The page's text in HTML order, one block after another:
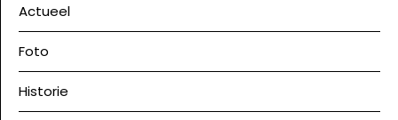
Actueel
Foto
Historie